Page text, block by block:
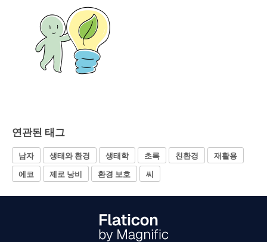
연관된 태그
남자 생태와 환경 생태학 초록 친환경
재활용
에코
제로 낭비 환경 보호 씨